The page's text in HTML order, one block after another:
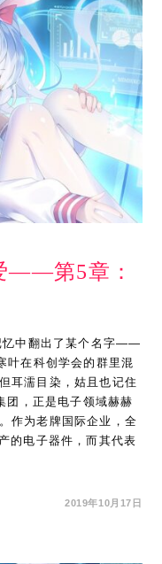
——第5章：
忆中翻出了某个名字——
叶在科创学会的群里混
耳濡目染，姑且也记住
团，正是电子领域赫赫
作为老牌国际企业，全
的电子器件，而其代表
2019年10月17日